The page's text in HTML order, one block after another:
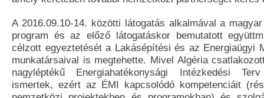
A 2016.09.10-14. közötti látogatás alkalmával a
program és az előző látogatáskor bemutatott
célzott egyeztetését a Lakásépítési és az Energiaügyi
munkatársaival is megtehette. Mivel Algéria
nagyléptékű Energiahatékonysági Intézkedési
ismertek, ezért az ÉMI kapcsolódó kompetenciáit